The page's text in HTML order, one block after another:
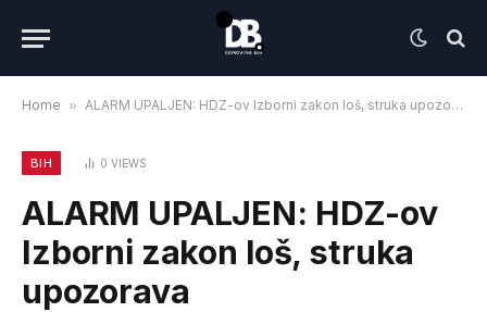
Home » ALARM UPALJEN: HDZ-ov Izborni zakon loš, struka upozorava
BIH 0 VIEWS
ALARM UPALJEN: HDZ-ov
Izborni zakon loš, struka
upozorava